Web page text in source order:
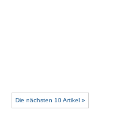
Die nächsten 10 Artikel »